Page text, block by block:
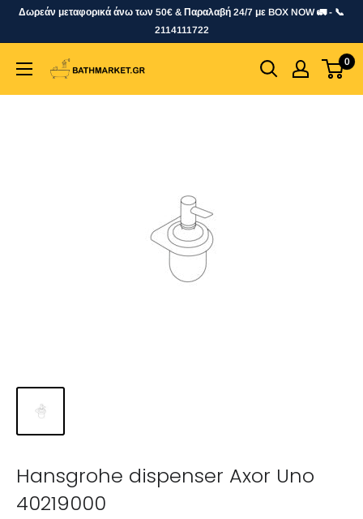
SkipΔωρεάν μεταφορικά άνω των 50€ & Παραλαβή 24/7 με BOX NOW 🚛 - 📞
2114111722
bathmarket.gr 0
Hansgrohe dispenser Axor Uno
40219000